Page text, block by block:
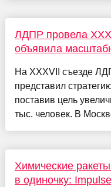
ЛДПР провела
объявила
На XXXVII съезде
представил
поставив цель
тыс. человек. В
Химические
в одиночку: